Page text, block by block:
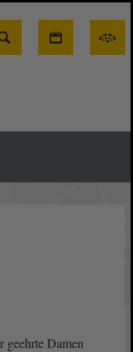
geehrte Damen